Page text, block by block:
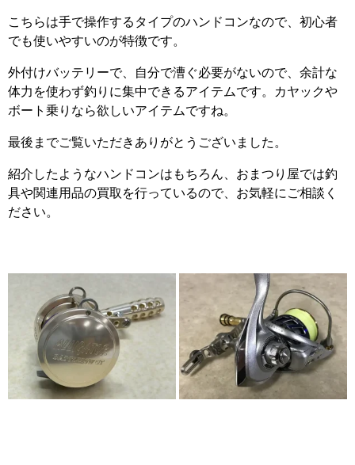
こちらは手で操作するタイプのハンドコンなので、初心者
でも使いやすいのが特徴です。
外付けバッテリーで、自分で漕ぐ必要がないので、余計な
体力を使わず釣りに集中できるアイテムです。カヤックや
ボート乗りなら欲しいアイテムですね。
最後までご覧いただきありがとうございました。
紹介したようなハンドコンはもちろん、おまつり屋では釣
具や関連用品の買取を行っているので、お気軽にご相談く
ださい。